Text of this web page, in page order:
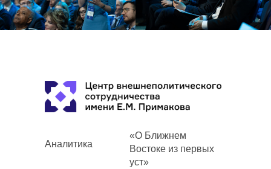
Аналитика
«О Ближнем
Востоке из первых
уст»